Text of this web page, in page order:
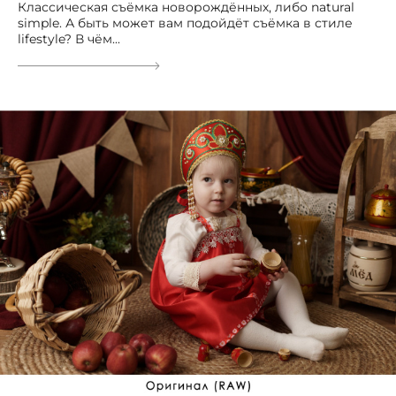
Классическая съёмка новорождённых, либо natural
simple. А быть может вам подойдёт съёмка в стиле
lifestyle? В чём...